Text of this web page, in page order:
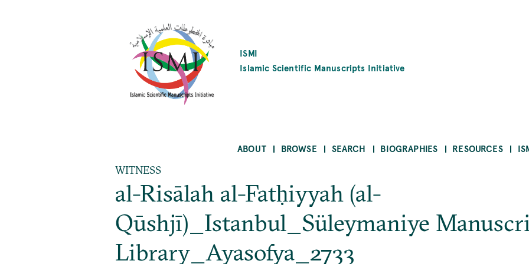
ISMI
Islamic Scientific Manuscripts Initiative
ABOUT BROWSE SEARCH BIOGRAPHIES RESOURCES
WITNESS
al-Risālah al-Fatḥiyyah (al-
Qūshjī)_Istanbul_Süleymaniye
Library_Ayasofya_2733